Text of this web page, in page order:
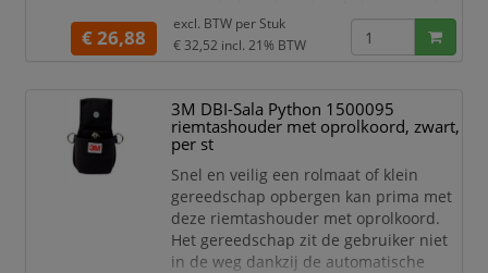
Deze gereedschapskoord is voorzien
van een zelfvergrendelende
wordt geopend.
Specificaties:
Bungee-gereedschapskoord 3M™
DBI-Sala® Hook2Loop 1500047
€ 26,88
excl. BTW per Stuk
€ 32,52 incl. 21% BTW
3M DBI-Sala Python 1500095
riemtashouder met oprolkoord, zwart,
per st
Snel en veilig een rolmaat of klein
gereedschap opbergen kan prima met
deze riemtashouder met oprolkoord.
Het gereedschap zit de gebruiker niet
in de weg dankzij de automatische